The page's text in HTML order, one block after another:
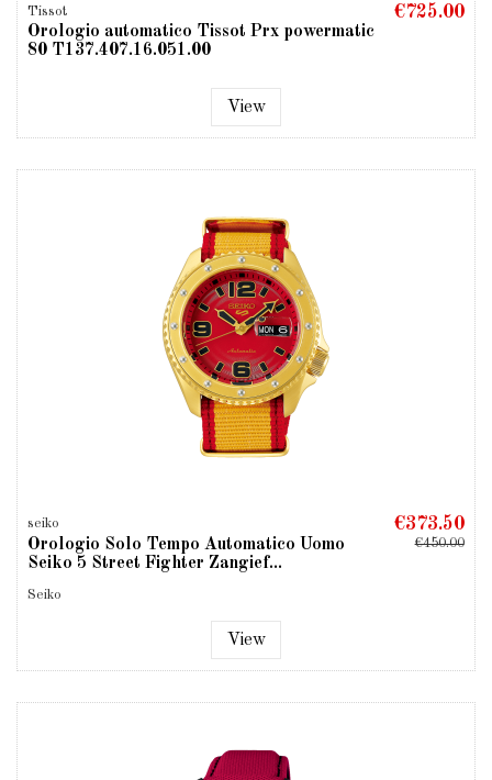
Tissot
Orologio automatico Tissot Prx powermatic
80 T137.407.16.051.00
€725.00
View
seiko
Orologio Solo Tempo Automatico Uomo
Seiko 5 Street Fighter Zangief...
Seiko
€373.50
€450.00
View